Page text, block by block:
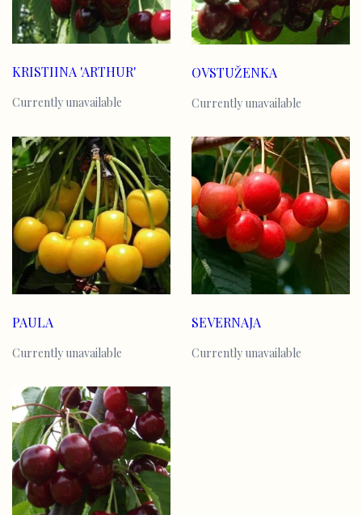
KRISTIINA 'ARTHUR'
Currently unavailable
OVSTUŽENKA
Currently unavailable
PAULA
Currently unavailable
SEVERNAJA
Currently unavailable